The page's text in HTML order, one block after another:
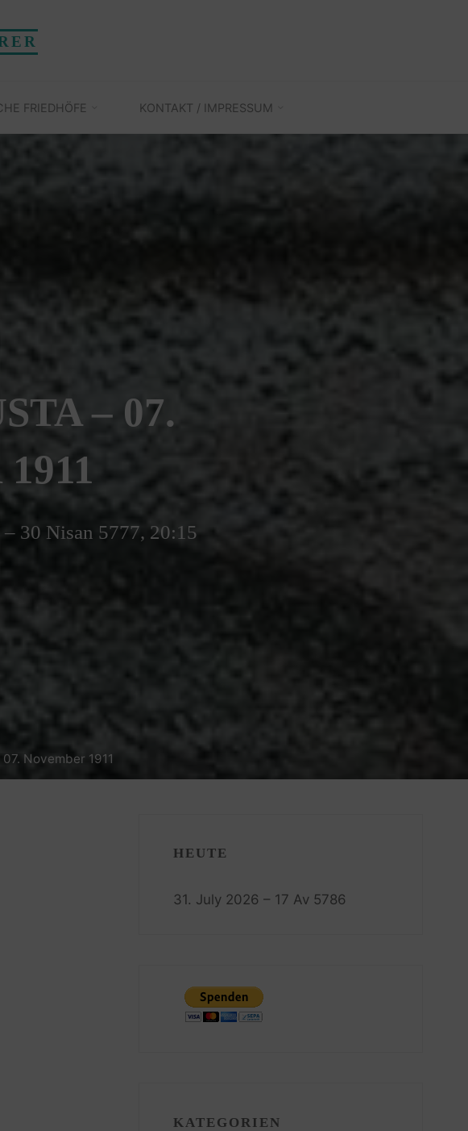
FRIEDHÖFE KONTAKT / IMPRESSUM
– 07.
30 Nisan 5777, 20:15
November 1911
HEUTE
31. July 2026 – 17 Av 5786
KATEGORIEN